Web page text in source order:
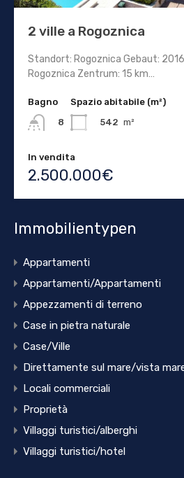
2 ville a Rogoznica
Standort: Rogoznica Gebaut:
Rogoznica Zentrum: 15 km…
Bagno
8
Spazio abitabile (m²)
542 m²
In vendita
2.500.000€
Immobilientypen
Appartamenti
Appartamenti/Appartamenti
Appezzamenti di terreno
Case in pietra naturale
Case/Ville
Direttamente sul mare/vista
Locali commerciali
Proprietà
Villaggi turistici/alberghi
Villaggi turistici/hotel